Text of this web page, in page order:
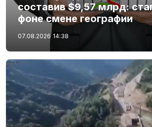
составив $9,57 млрд:
фоне смене географии
07.08.2026 14:38